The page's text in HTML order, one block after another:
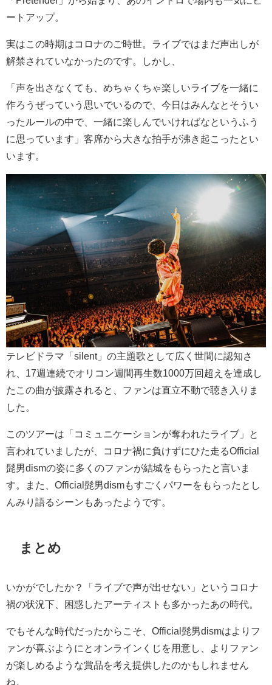
ートアップ。
実はこの時期はコロナのご時世。ライブではまだ声出しが
解禁されていなかったのです。しかし、
「声を出さなくても、めちゃくちゃ楽しいライブを一緒に
作ろうぜっていう思いでいるので、今日はみんなとそうい
ったルールの中で、一緒に楽しんでいければなというふう
に思っています」客席から大きな拍手が沸き起こったとい
います。
テレビドラマ「silent」の主題歌として広く世間に認知さ
れ、17週連続でオリコン週間再生数1000万回超えを達成し
たこの曲が披露されると、ファンは直立不動で聴き入りま
した。
このツアーは「コミュニケーションが奪われたライブ」と
言われていましたが、コロナ禍に負けずにひた走るOfficial
髭男dismの姿に多くのファンが結城をもらったと言いま
す。また、Official髭男dismもすごくパワーをもらったとし
んみり語るシーンもあったようです。
まとめ
いかがでしたか？「ライブで声が出せない」というコロナ
禍の状況下、困惑したアーティストも多かったあの時代。
でもそんな時代だったからこそ、Official髭男dismはよりフ
ァンが喜ぶようにとオンラインくじを用意し、よりファン
が楽しめるような賞品を考え提供したのかもしれません
ね。